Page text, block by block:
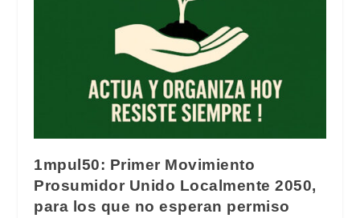
1mpul50: Primer Movimiento
Prosumidor Unido Localmente 2050,
para los que no esperan permiso